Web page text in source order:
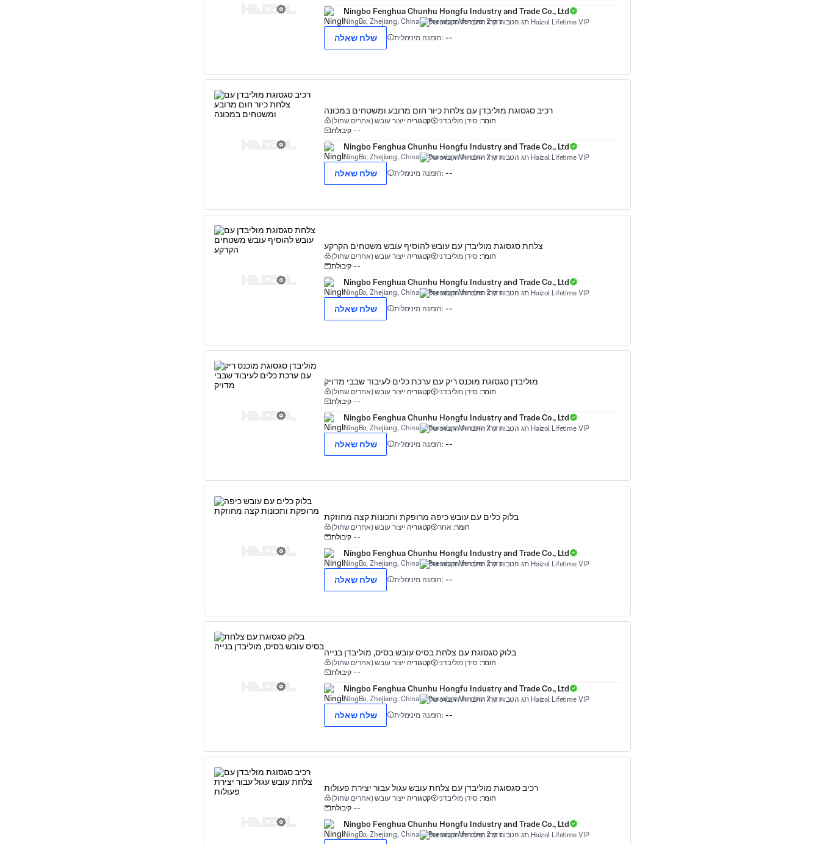
Ningbo Fenghua Chunhu Hongfu Industry and Trade Co., Ltd
NingBo, Zhejiang, China Premium Member 2 yrs
שלח שאלה הזמנה מינימלית: --
רכיב סגסוגת מוליבדן עם צלחת כיור חום מרובע ומשטחים במכונה
קטגוריהייצור עובש (אחרים שחול) חומר: סידן מוליבדני
קיבולת --
Ningbo Fenghua Chunhu Hongfu Industry and Trade Co., Ltd
NingBo, Zhejiang, China Premium Member 2 yrs
שלח שאלה הזמנה מינימלית: --
צלחת סגסוגת מוליבדן עם עובש להוסיף עובש משטחים הקרקע
קטגוריהייצור עובש (אחרים שחול) חומר: סידן מוליבדני
קיבולת --
Ningbo Fenghua Chunhu Hongfu Industry and Trade Co., Ltd
NingBo, Zhejiang, China Premium Member 2 yrs
שלח שאלה הזמנה מינימלית: --
מוליבדן סגסוגת מוכנס ריק עם ערכת כלים לעיבוד שבבי מדויק
קטגוריהייצור עובש (אחרים שחול) חומר: סידן מוליבדני
קיבולת --
Ningbo Fenghua Chunhu Hongfu Industry and Trade Co., Ltd
NingBo, Zhejiang, China Premium Member 2 yrs
שלח שאלה הזמנה מינימלית: --
בלוק כלים עם עובש כיפה מרופקת ותכונות קצה מחוזקת
קטגוריהייצור עובש (אחרים שחול) חומר: אחר
קיבולת --
Ningbo Fenghua Chunhu Hongfu Industry and Trade Co., Ltd
NingBo, Zhejiang, China Premium Member 2 yrs
שלח שאלה הזמנה מינימלית: --
בלוק סגסוגת עם צלחת בסיס עובש בסיס, מוליבדן בנייה
קטגוריהייצור עובש (אחרים שחול) חומר: סידן מוליבדני
קיבולת --
Ningbo Fenghua Chunhu Hongfu Industry and Trade Co., Ltd
NingBo, Zhejiang, China Premium Member 2 yrs
שלח שאלה הזמנה מינימלית: --
רכיב סגסוגת מוליבדן עם צלחת עובש עגול עבור יצירת פעולות
קטגוריהייצור עובש (אחרים שחול) חומר: סידן מוליבדני
קיבולת --
Ningbo Fenghua Chunhu Hongfu Industry and Trade Co., Ltd
NingBo, Zhejiang, China Premium Member 2 yrs